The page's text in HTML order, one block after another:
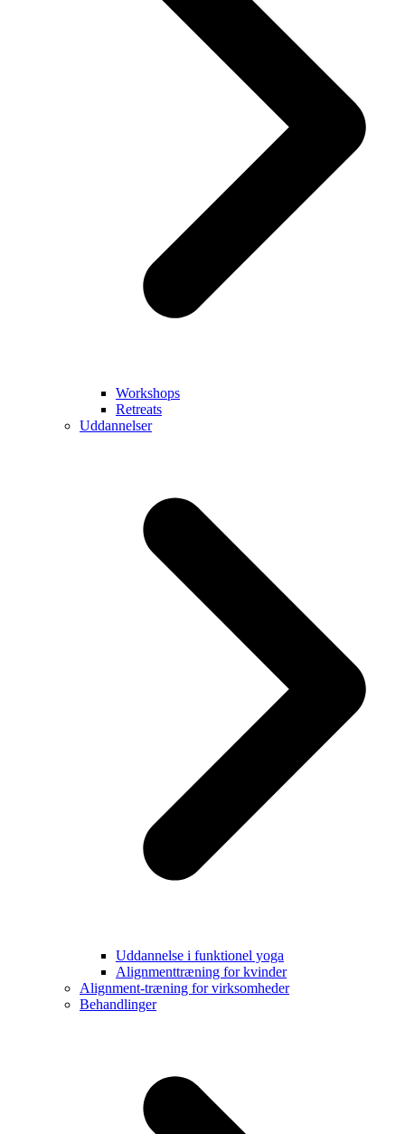
Workshops
Retreats
Uddannelser
Uddannelse i funktionel yoga
Alignmenttræning for kvinder
Alignment-træning for virksomheder
Behandlinger